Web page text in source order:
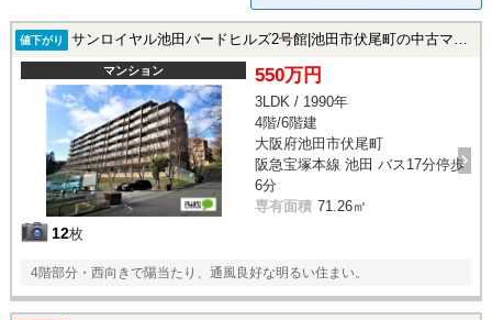
値下がり サンロイヤル池田バードヒルズ2号館|池田市伏尾町の中古マンション
マンション
12枚
550万円
3LDK / 1990年
4階/6階建
大阪府池田市伏尾町
阪急宝塚本線 池田 バス17分停歩
6分
専有面積 71.26㎡
4階部分・西向きで陽当たり、通風良好な明るい住まい。